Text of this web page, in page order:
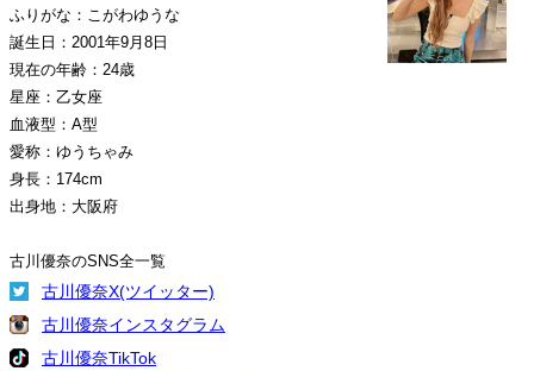
ふりがな：こがわゆうな
誕生日：2001年9月8日
現在の年齢：24歳
星座：乙女座
血液型：A型
愛称：ゆうちゃみ
身長：174cm
出身地：大阪府
古川優奈のSNS全一覧
古川優奈X(ツイッター)
古川優奈インスタグラム
古川優奈TikTok